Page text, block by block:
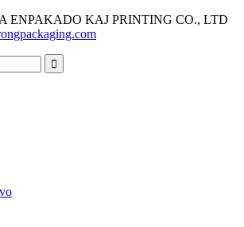
ENPAKADO KAJ PRINTING CO., LTD